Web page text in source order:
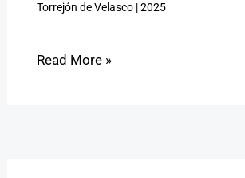
Torrejón de Velasco|2025
Read More »